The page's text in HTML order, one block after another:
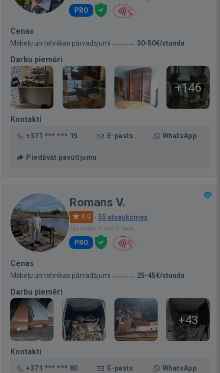
PRO
Cenas
Mēbeļu un tehnikas pārvadājumi 30-50€/stunda
Darbu piemēri
+146
Kontakti
+371 *** *** 15 E-pasts WhatsApp
Piedāvāt pasūtījumu
Romans V.
4.9 · 55 atsauksmes
Bija vietnē: Pirms 51 min.
PRO
Cenas
Mēbeļu un tehnikas pārvadājumi 25-45€/stunda
Darbu piemēri
+43
Kontakti
+371 *** *** 80 E-pasts WhatsApp